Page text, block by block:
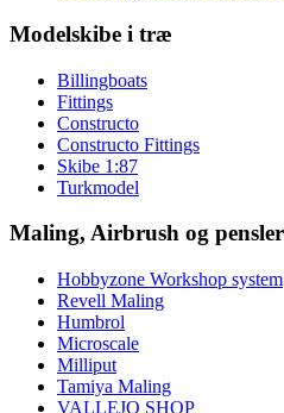
Modelskibe i træ
Billingboats
Fittings
Constructo
Constructo Fittings
Skibe 1:87
Turkmodel
Maling, Airbrush og pensler
Hobbyzone Workshop system
Revell Maling
Humbrol
Microscale
Milliput
Tamiya Maling
VALLEJO SHOP